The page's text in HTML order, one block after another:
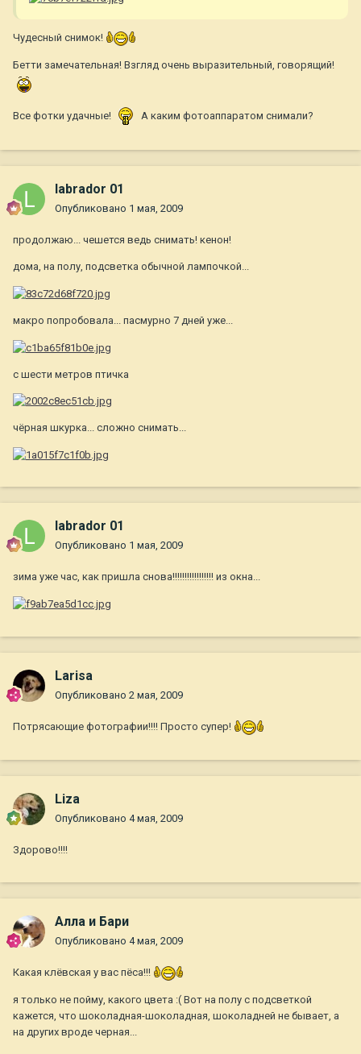
Чудесный снимок!
Бетти замечательная! Взгляд очень выразительный, говорящий!
Все фотки удачные! А каким фотоаппаратом снимали?
labrador 01
Опубликовано 1 мая, 2009
продолжаю... чешется ведь снимать! кенон!
дома, на полу, подсветка обычной лампочкой...
макро попробовала... пасмурно 7 дней уже...
с шести метров птичка
чёрная шкурка... сложно снимать...
labrador 01
Опубликовано 1 мая, 2009
зима уже час, как пришла снова!!!!!!!!!!!!!!!!! из окна...
Larisa
Опубликовано 2 мая, 2009
Потрясающие фотографии!!!! Просто супер!
Liza
Опубликовано 4 мая, 2009
Здорово!!!!
Алла и Бари
Опубликовано 4 мая, 2009
Какая клёвская у вас пёса!!!
я только не пойму, какого цвета :( Вот на полу с подсветкой
кажется, что шоколадная-шоколадная, шоколадней не бывает, а
на других вроде черная...